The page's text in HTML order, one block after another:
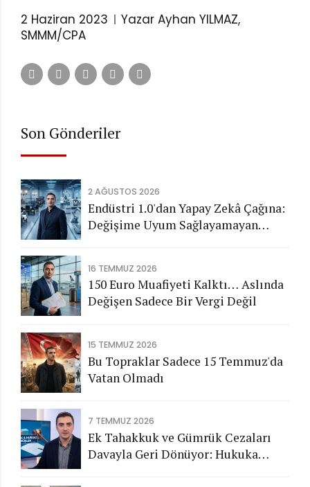
2 Haziran 2023
Yazar Ayhan YILMAZ,
SMMM/CPA
Son Gönderiler
2 AĞUSTOS 2026
Endüstri 1.0'dan Yapay Zekâ Çağına:
Değişime Uyum Sağlayamayan
16 TEMMUZ 2026
150 Euro Muafiyeti Kalktı… Aslında
Değişen Sadece Bir Vergi Değil
15 TEMMUZ 2026
Bu Topraklar Sadece 15 Temmuz'da
Vatan Olmadı
7 TEMMUZ 2026
Ek Tahakkuk ve Gümrük Cezaları
Davayla Geri Dönüyor: Hukuka